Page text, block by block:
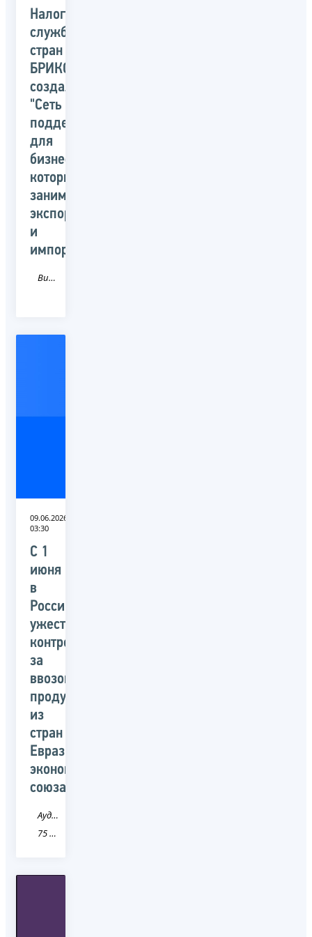
Налоговые
службы
стран
БРИКС
создали
"Сеть
поддержки"
для
бизнеса,
который
занимается
экспортом
и
импортом
Видео
09.06.2026
03:30
С 1
июня
в
России
ужесточили
контроль
за
ввозом
продукции
из
стран
Евразийского
экономического
союза
Аудио
75 Забайкальский край